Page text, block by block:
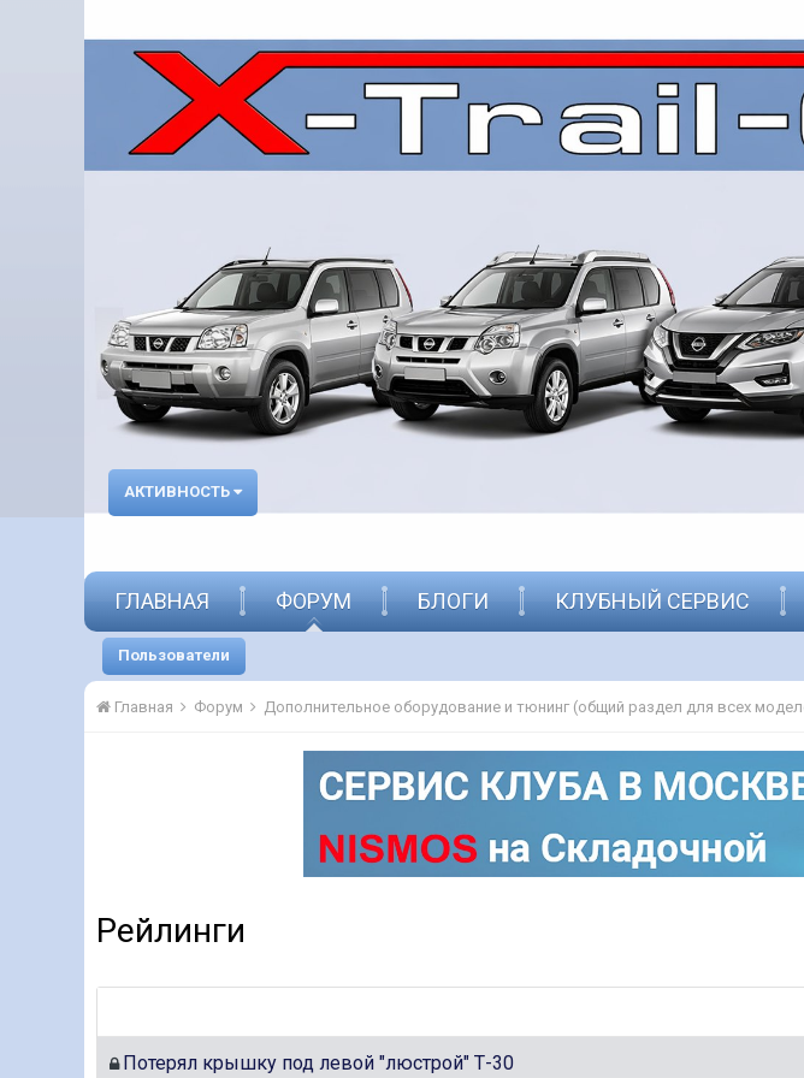
АКТИВНОСТЬ
ГЛАВНАЯ ФОРУМ
Пользователи
БЛОГИ КЛУБНЫЙ СЕРВИС
Главная Форум
Рейлинги
Потерял крышку под левой "люстрой" Т-30